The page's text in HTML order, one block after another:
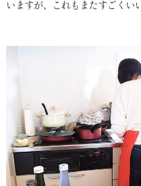
いますが、これもまたすごくい